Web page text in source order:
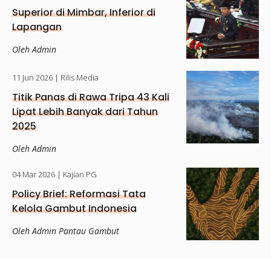
Superior di Mimbar, Inferior di
Lapangan
Oleh Admin
11 Jun 2026 | Rilis Media
Titik Panas di Rawa Tripa 43 Kali
Lipat Lebih Banyak dari Tahun
2025
Oleh Admin
04 Mar 2026 | Kajian PG
Policy Brief: Reformasi Tata
Kelola Gambut Indonesia
Oleh Admin Pantau Gambut